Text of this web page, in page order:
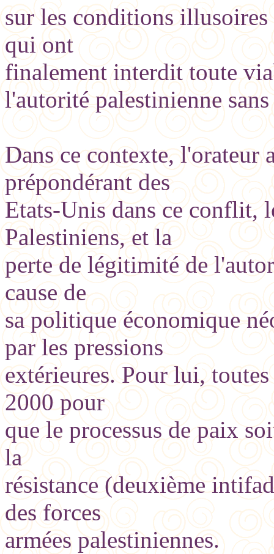
sur les conditions illusoires
qui ont
finalement interdit toute
l'autorité palestinienne
Dans ce contexte, l'orateur
prépondérant des
Etats-Unis dans ce conflit,
Palestiniens, et la
perte de légitimité de
cause de
sa politique économique
par les pressions
extérieures. Pour lui,
2000 pour
que le processus de paix
la
résistance (deuxième
des forces
armées palestiniennes.